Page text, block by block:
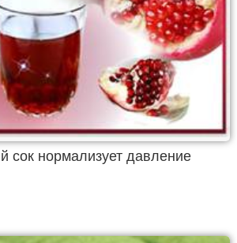
сок нормализует давление